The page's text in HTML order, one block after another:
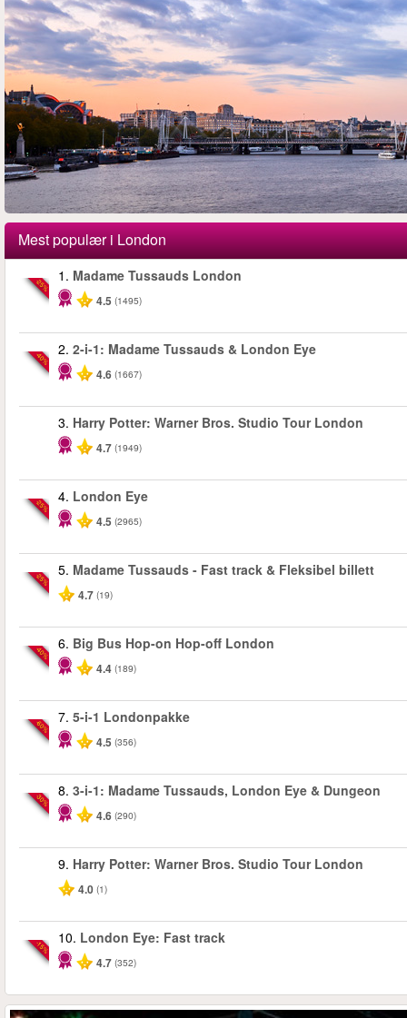
Mest populær i London
-25%
1. Madame Tussauds London
4.5 (1495)
-40%
2. 2-i-1: Madame Tussauds & London Eye
4.6 (1667)
3. Harry Potter: Warner Bros. Studio Tour London
4.7 (1949)
-25%
4. London Eye
4.5 (2965)
-25%
5. Madame Tussauds - Fast track & Fleksibel billett
4.7 (19)
-40%
6. Big Bus Hop-on Hop-off London
4.4 (189)
-60%
7. 5-i-1 Londonpakke
4.5 (356)
-30%
8. 3-i-1: Madame Tussauds, London Eye & Dungeon
4.6 (290)
9. Harry Potter: Warner Bros. Studio Tour London
4.0 (1)
-15%
10. London Eye: Fast track
4.7 (352)